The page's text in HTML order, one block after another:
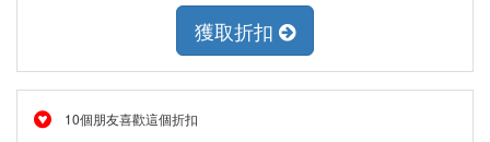
獲取折扣
10個朋友喜歡這個折扣